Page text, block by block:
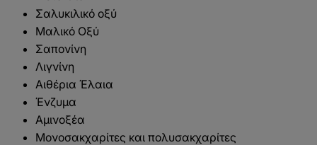
Σαλυκιλικό οξύ
Μαλικό Οξύ
Σαπονίνη
Λιγνίνη
Αιθέρια Έλαια
Ένζυμα
Αμινοξέα
Μονοσακχαρίτες και πολυσακχαρίτες